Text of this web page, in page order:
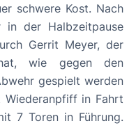
schwere Kost. Nach
in der Halbzeitpause
Gerrit Meyer, der
wie gegen den
gespielt werden
Wiederanpfiff in Fahrt
7 Toren in Führung.